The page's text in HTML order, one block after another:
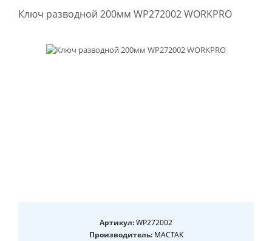
Ключ разводной 200мм WP272002 WORKPRO
Артикул:WP272002
Производитель:МАСТАК